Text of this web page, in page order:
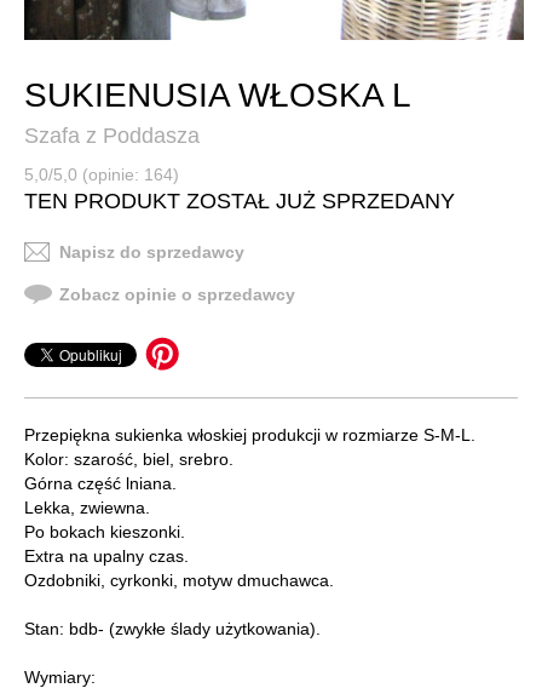
SUKIENUSIA WŁOSKA L
Szafa z Poddasza
5,0/5,0 (opinie: 164)
TEN PRODUKT ZOSTAŁ JUŻ SPRZEDANY
Napisz do sprzedawcy
Zobacz opinie o sprzedawcy
Przepiękna sukienka włoskiej produkcji w rozmiarze S-M-L.
Kolor: szarość, biel, srebro.
Górna część lniana.
Lekka, zwiewna.
Po bokach kieszonki.
Extra na upalny czas.
Ozdobniki, cyrkonki, motyw dmuchawca.
Stan: bdb- (zwykłe ślady użytkowania).
Wymiary: